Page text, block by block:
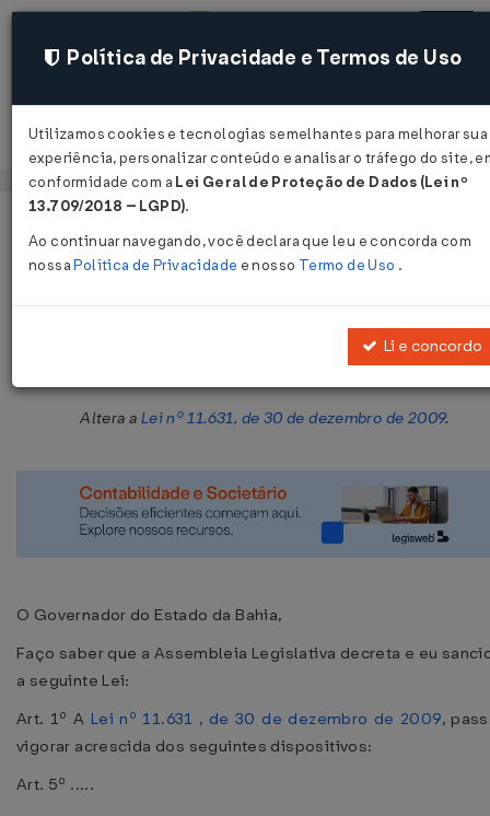
Acessar
Publicado no DOE - BA em 29 nov 2016
Altera a Lei nº 11.631, de 30 de dezembro de 2009.
O Governador do Estado da Bahia,
Faço saber que a Assembleia Legislativa decreta e eu
a seguinte Lei:
Art. 1º A Lei nº 11.631 , de 30 de dezembro de 2009,
vigorar acrescida dos seguintes dispositivos:
Art. 5º .....
Política de Privacidade e Termos de Uso
Utilizamos cookies e tecnologias semelhantes para melhorar sua
experiência, personalizar conteúdo e analisar o tráfego do site,
conformidade com a Lei Geral de Proteção de Dados (Lei nº
13.709/2018 – LGPD).
Ao continuar navegando, você declara que leu e concorda com
nossaPolítica de Privacidade e nosso Termo de Uso .
Li e concordo